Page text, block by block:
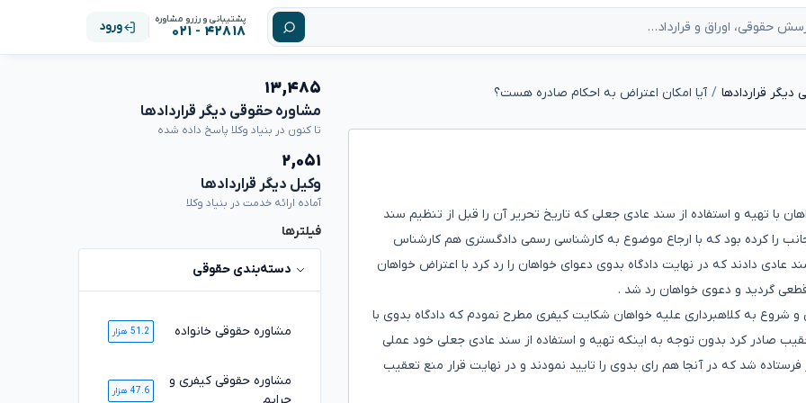
پشتیبانی و رزرو مشاوره
۴۲۸۱۸ - ۰۲۱ ورود
قراردادها آیا امکان اعتراض به احکام صادره هست؟
با تهیه و استفاده از سند عادی جعلی که تاریخ تحریر آن را قبل از تنظیم سند
را کرده بود که با ارجاع موضوع به کارشناسی رسمی دادگستری هم کارشناس
دادند که در نهایت دادگاه بدوی دعوای خواهان را رد کرد با اعتراض خواهان
گردید و دعوی خواهان رد شد .
شروع به کلاهبرداری علیه خواهان شکایت کیفری مطرح نمودم که دادگاه بدوی با
صادر کرد بدون توجه به اینکه تهیه و استفاده از سند عادی جعلی خود عملی
شد که در آنجا هم رای بدوی را تایید نمودند و در نهایت قرار منع تعقیب
۱۳,۴۸۵
مشاوره حقوقی دیگر قراردادها
تا کنون در بنیاد وکلا پاسخ داده شده
۲,۰۵۱
وکیل دیگر قراردادها
آماده ارائه خدمت در بنیاد وکلا
فیلترها
دسته‌بندی حقوقی
مشاوره حقوقی خانواده 51.2 هزار
مشاوره حقوقی کیفری و
47.6 هزار